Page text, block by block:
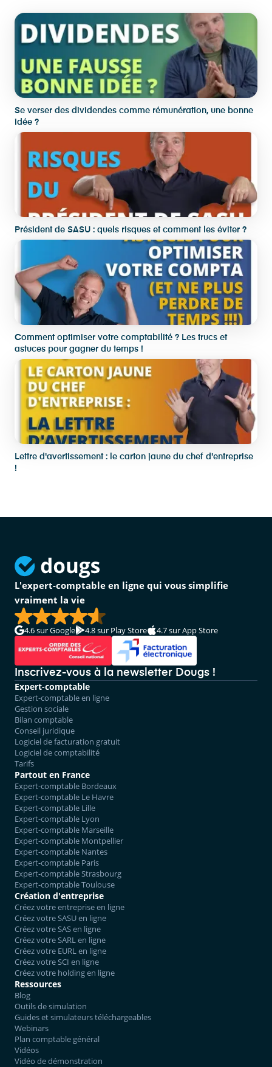
Se verser des dividendes comme rémunération, une bonne
idée ?
Président de SASU : quels risques et comment les éviter ?
Comment optimiser votre comptabilité ? Les trucs et
astuces pour gagner du temps !
Lettre d'avertissement : le carton jaune du chef d'entreprise
!
L'expert-comptable en ligne qui vous simplifie
vraiment la vie
4.6sur Google 4.8sur Play Store 4.7sur App Store
Inscrivez-vous à la newsletter Dougs !
Expert-comptable
Expert-comptable en ligne
Gestion sociale
Bilan comptable
Conseil juridique
Logiciel de facturation gratuit
Logiciel de comptabilité
Tarifs
Partout en France
Expert-comptable Bordeaux
Expert-comptable Le Havre
Expert-comptable Lille
Expert-comptable Lyon
Expert-comptable Marseille
Expert-comptable Montpellier
Expert-comptable Nantes
Expert-comptable Paris
Expert-comptable Strasbourg
Expert-comptable Toulouse
Création d'entreprise
Créez votre entreprise en ligne
Créez votre SASU en ligne
Créez votre SAS en ligne
Créez votre SARL en ligne
Créez votre EURL en ligne
Créez votre SCI en ligne
Créez votre holding en ligne
Ressources
Blog
Outils de simulation
Guides et simulateurs téléchargeables
Webinars
Plan comptable général
Vidéos
Vidéo de démonstration